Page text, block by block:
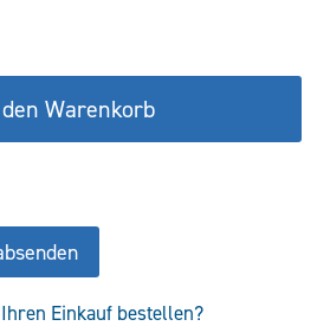
Warenkorb
Einkauf bestellen?